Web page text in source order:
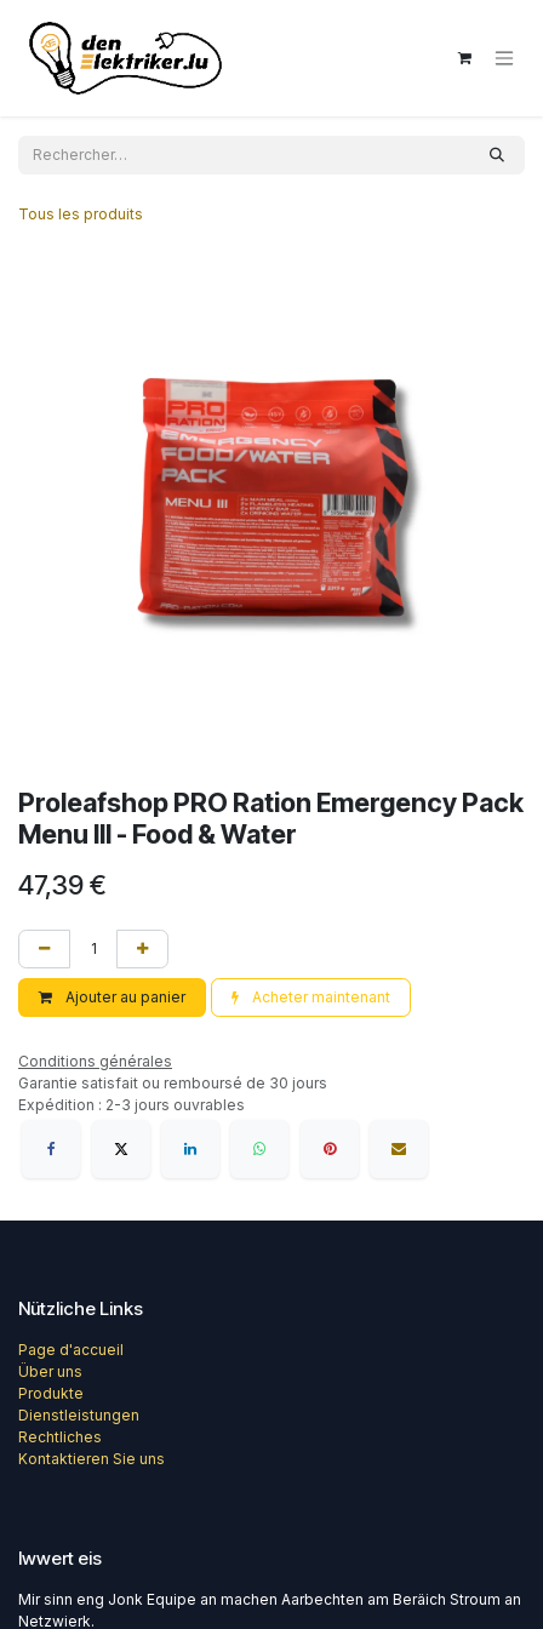
Tous les produits
Proleafshop PRO Ration Emergency Pack
Menu III - Food & Water
47,39€
Ajouter au panier Acheter maintenant
Conditions générales
Garantie satisfait ou remboursé de 30 jours
Expédition : 2-3 jours ouvrables
Nützliche Links
Page d'accueil
Über uns
Produkte
Dienstleistungen
Rechtliches
Kontaktieren Sie uns
Iwwert eis
Mir sinn eng Jonk Equipe an machen Aarbechten am Beräich Stroum an
Netzwierk.